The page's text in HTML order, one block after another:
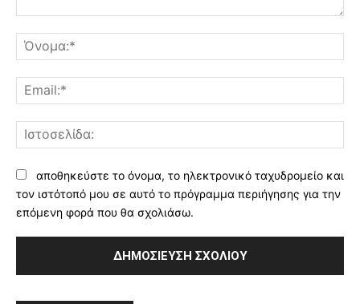
αποθηκεύστε το όνομα, το ηλεκτρονικό ταχυδρομείο και
τον ιστότοπό μου σε αυτό το πρόγραμμα περιήγησης για την
επόμενη φορά που θα σχολιάσω.